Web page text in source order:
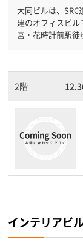
大同ビルは、
建のオフィスビルです。 竣工1975年、神戸
宮・花時計前駅
2階
インテリアビ